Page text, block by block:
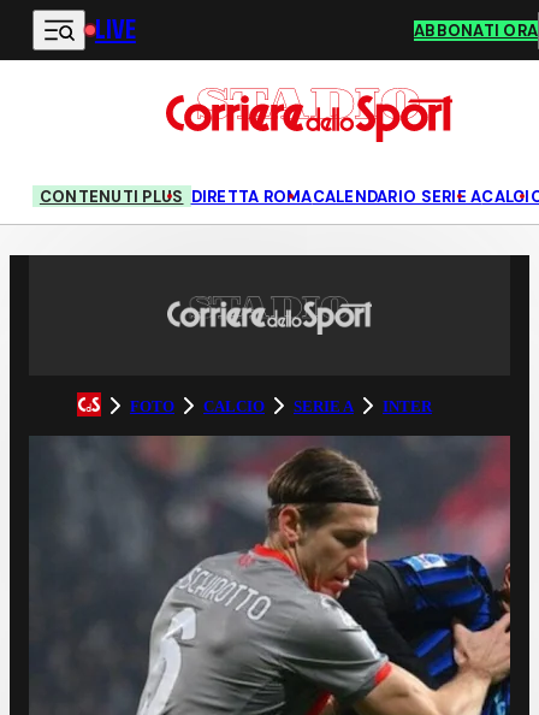
Vai al contenuto principale
LIVE ABBONATI ORA
CONTENUTI PLUS DIRETTA ROMACALENDARIO SERIE A
FOTO CALCIO SERIE A INTER